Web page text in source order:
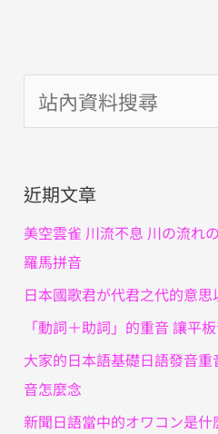
尋
鍵
字
:
近期文章
美空雲雀 川流不息 川の流れ
羅馬拼音
日本國歌君が代君之代的意思
「動詞＋助詞」的重音 讓平
大家的日本語基礎日語發音
音怎麼念
新聞日語當中的オワコン是